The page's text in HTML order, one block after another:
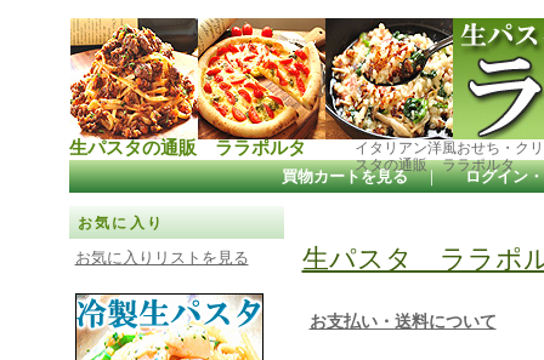
生パスタの通販 ララポルタ
イタリアン洋風おせち・ク
スタの通販 ララポルタ
買物カートを見る ｜ ログイン
お気に入り
お気に入りリストを見る 生パスタ ララポ
お支払い・送料について